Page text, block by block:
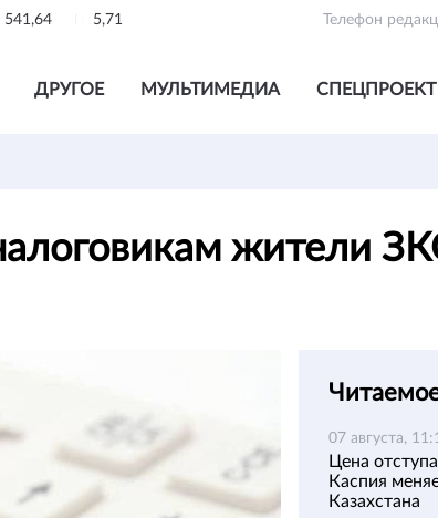
541,64 5,71 Телефон
ДРУГОЕ МУЛЬТИМЕДИА СПЕЦПРОЕКТ
жители
07 августа,
Цена
Каспия
Казахстана